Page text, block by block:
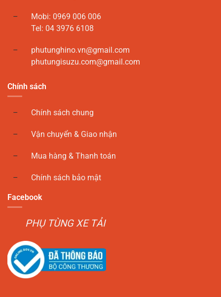
Mobi: 0969 006 006
Tel: 04 3976 6108
phutunghino.vn@gmail.com
phutungisuzu.com@gmail.com
Chính sách
Chính sách chung
Vận chuyển & Giao nhận
Mua hàng & Thanh toán
Chính sách bảo mật
Facebook
PHỤ TÙNG XE TẢI